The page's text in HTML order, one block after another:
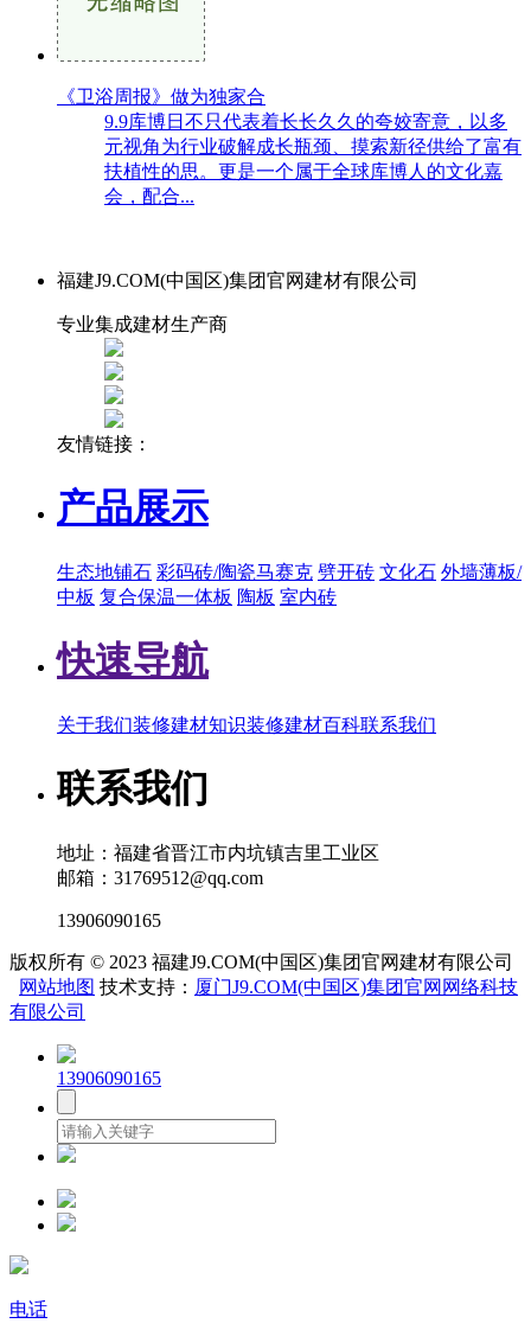
《卫浴周报》做为独家合
9.9库博日不只代表着长长久久的夸姣寄意，以多
元视角为行业破解成长瓶颈、摸索新径供给了富有
扶植性的思。更是一个属于全球库博人的文化嘉
会，配合...
福建J9.COM(中国区)集团官网建材有限公司
专业集成建材生产商
友情链接：
产品展示
生态地铺石 彩码砖/陶瓷马赛克 劈开砖 文化石 外墙薄板/
中板 复合保温一体板 陶板 室内砖
快速导航
关于我们装修建材知识装修建材百科联系我们
联系我们
地址：福建省晋江市内坑镇吉里工业区
邮箱：31769512@qq.com
13906090165
版权所有 © 2023 福建J9.COM(中国区)集团官网建材有限公司
网站地图 技术支持： 厦门J9.COM(中国区)集团官网网络科技
有限公司
13906090165
电话